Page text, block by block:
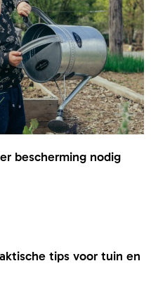
bescherming nodig
tips voor tuin en